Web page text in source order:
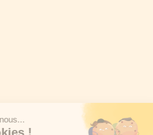
Salut c'est nous...
les Cookies !